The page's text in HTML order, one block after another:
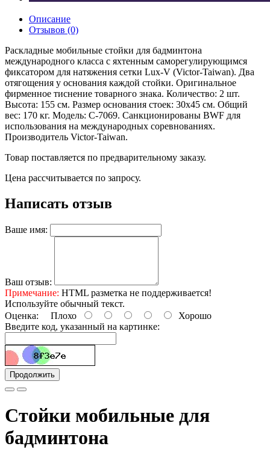
Описание
Отзывов (0)
Раскладные мобильные стойки для бадминтона
международного класса с яхтенным саморегулирующимся
фиксатором для натяжения сетки Lux-V (Victor-Taiwan). Два
отягощения у основания каждой стойки. Оригинальное
фирменное тиснение товарного знака. Количество: 2 шт.
Высота: 155 см. Размер основания стоек: 30х45 см. Общий
вес: 170 кг. Модель: C-7069. Санкционированы BWF для
использования на международных соревнованиях.
Производитель Victor-Taiwan.
Товар поставляется по предварительному заказу.
Цена рассчитывается по запросу.
Написать отзыв
Ваше имя:
Ваш отзыв:
Примечание: HTML разметка не поддерживается!
Используйте обычный текст.
Оценка: Плохо
Хорошо
Введите код, указанный на картинке:
Продолжить
Стойки мобильные для
бадминтона